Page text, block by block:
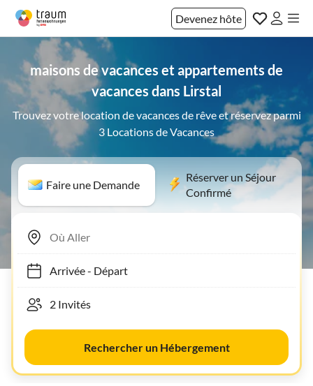
Devenez hôte
maisons de vacances et appartements de
vacances dans Lirstal
Trouvez votre location de vacances de rêve et réservez parmi
3 Locations de Vacances
Faire une Demande
Réserver un Séjour
Confirmé
Arrivée- Départ
Rechercher un Hébergement